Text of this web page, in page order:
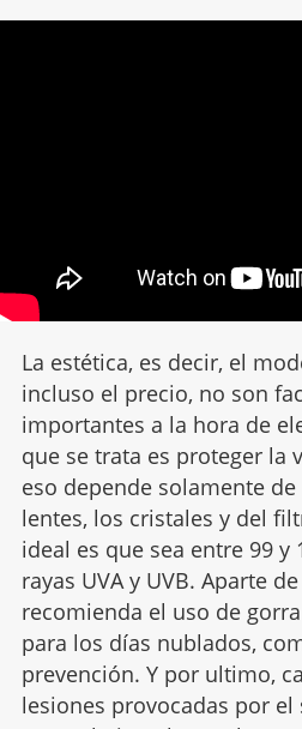
La estética, es decir, el
incluso el precio, no son
importantes a la hora de
que se trata es proteger la
eso depende solamente
lentes, los cristales y del
ideal es que sea entre 99 y
rayas UVA y UVB. Aparte
recomienda el uso de
para los días nublados,
prevención. Y por ultimo,
lesiones provocadas por el